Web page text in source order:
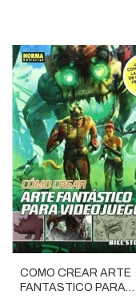
COMO CREAR ARTE
FANTASTICO PARA